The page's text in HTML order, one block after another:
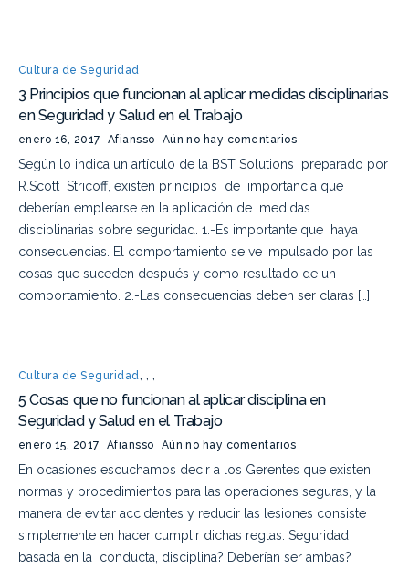
Cultura de Seguridad
3 Principios que funcionan al aplicar medidas disciplinarias
en Seguridad y Salud en el Trabajo
enero 16, 2017 Afiansso Aún no hay comentarios
Según lo indica un artículo de la BST Solutions preparado por
R.Scott Stricoff, existen principios de importancia que
deberían emplearse en la aplicación de medidas
disciplinarias sobre seguridad. 1.-Es importante que haya
consecuencias. El comportamiento se ve impulsado por las
cosas que suceden después y como resultado de un
comportamiento. 2.-Las consecuencias deben ser claras […]
Cultura de Seguridad, , ,
5 Cosas que no funcionan al aplicar disciplina en
Seguridad y Salud en el Trabajo
enero 15, 2017 Afiansso Aún no hay comentarios
En ocasiones escuchamos decir a los Gerentes que existen
normas y procedimientos para las operaciones seguras, y la
manera de evitar accidentes y reducir las lesiones consiste
simplemente en hacer cumplir dichas reglas. Seguridad
basada en la conducta, disciplina? Deberían ser ambas?